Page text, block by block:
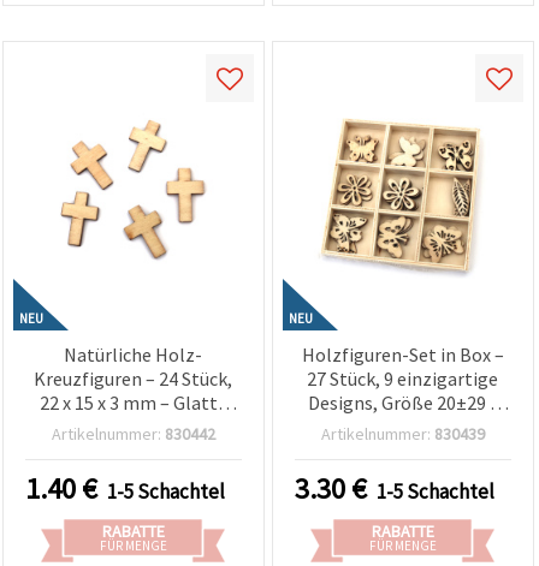
NEU
Natürliche Holz-
Kreuzfiguren – 24 Stück,
22 x 15 x 3 mm – Glatte
Oberfläche, ideal zum
Scrapbooking,
Geschenkverpackung &
DIY-Projekte
Artikelnummer: 830442
1.40€ 1-5 Schachtel
RABATTE
FÜR MENGE
NEU
Holzfiguren-Set in Box –
27 Stück, 9 einzigartige
Designs, Größe 20±29 x
12±31 x 3 mm – ideal für
Geschenkverpackung &
DIY Basteln
Artikelnummer: 830439
3.30€ 1-5 Schachtel
RABATTE
FÜR MENGE